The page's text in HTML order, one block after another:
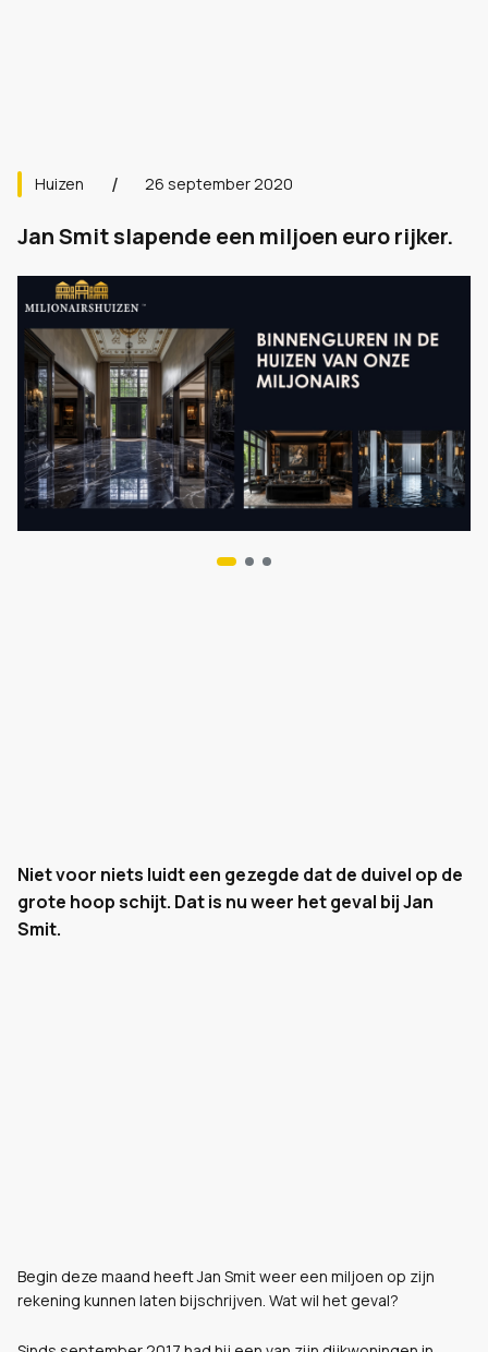
Huizen 26 september 2020
Jan Smit slapende een miljoen euro rijker.
Niet voor niets luidt een gezegde dat de duivel op de
grote hoop schijt. Dat is nu weer het geval bij Jan
Smit.
Begin deze maand heeft Jan Smit weer een miljoen op zijn
rekening kunnen laten bijschrijven. Wat wil het geval?